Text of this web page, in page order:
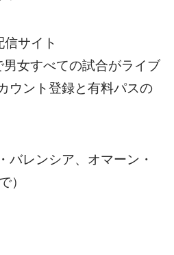
サイト
男女すべての試合がライブ
ウント登録と有料パスの
バレンシア、オマーン・
）